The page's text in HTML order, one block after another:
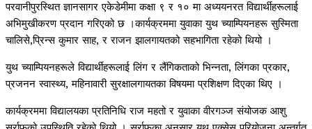
परवानीपुरस्थित ज्ञानसागर एकेडेमीमा कक्षा ९ र १० मा अध्ययनरत विद्यार्थीहरूलाई
अभिमुखीकरण प्रदान गरिएको छ ।कार्यक्रममा युवाका युथ च्याम्पियनहरू सुस्मिता
चालिसे,प्रिन्स कुमार साह, र राजन झालगायतको सहभागिता रहेको थियो ।
युथ च्याम्पियनहरूले विद्यार्थीहरूलाई लिंग र लैंगिकताको भिन्नता, लिंगका प्रकार,
प्रजनन स्वास्थ्य, महिनावारी सुरक्षालगायतका विषयमा प्रशिक्षण दिएका थिए ।
कार्यक्रममा विद्यालयका प्रतिनिधि राज महतो र युवाका वीरगञ्ज संयोजक आशु